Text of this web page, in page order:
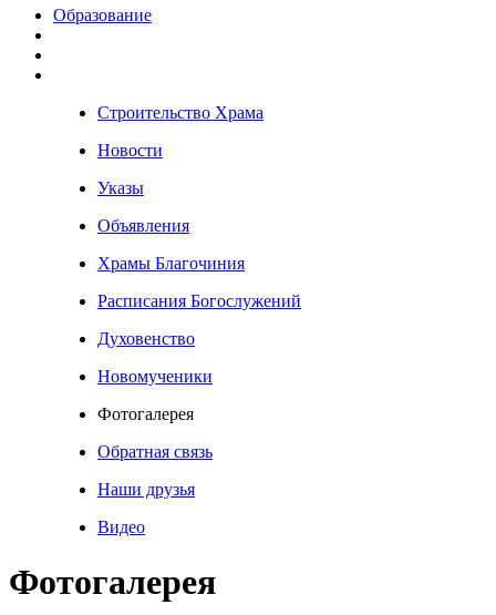
Образование
Строительство Храма
Новости
Указы
Объявления
Храмы Благочиния
Расписания Богослужений
Духовенство
Новомученики
Фотогалерея
Обратная связь
Наши друзья
Видео
Фотогалерея